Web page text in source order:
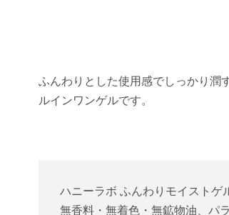
ふんわりとした使用感でしっかり
ルインワンゲルです。
ハニーラボ ふんわりモイストゲ
無香料・無着色・無鉱物油、パ